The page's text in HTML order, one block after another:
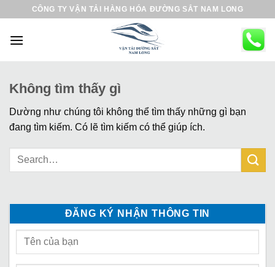
CÔNG TY VẬN TẢI HÀNG HÓA ĐƯỜNG SẮT NAM LONG
Không tìm thấy gì
Dường như chúng tôi không thể tìm thấy những gì bạn
đang tìm kiếm. Có lẽ tìm kiếm có thể giúp ích.
ĐĂNG KÝ NHẬN THÔNG TIN